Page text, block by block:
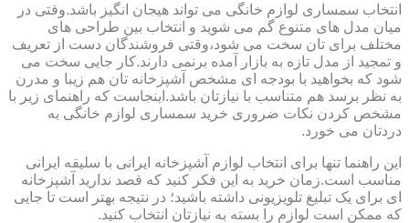
انتخاب سمساری لوازم خانگی می تواند هیجان انگیز باشد.وقتی در
میان مدل های متنوع گم می شوید و انتخاب بین طراحی های
مختلف برای تان سخت می شود،وقتی فروشندگان دست از تعریف
و تمجید از مدل تازه به بازار آمده برنمی دارند.کار جایی سخت می
شود که بخواهید با بودجه ای مشخص آشپزخانه تان هم زیبا و مدرن
به نظر برسد هم متناسب با نیازتان باشد.اینجاست که راهنمای زیر با
مشخص کردن نکات ضروری خرید سمساری لوازم خانگی به
دردتان می خورد.
این راهنما تنها برای انتخاب لوازم آشپزخانه ایرانی با سلیقه ایرانی
مناسب است.زمان خرید به این فکر کنید که قصد ندارید آشپزخانه
ای برای یک تبلیغ تلویزیونی داشته باشید؛ در نتیجه بهتر است تا جایی
که ممکن است لوازم را بسته به نیازتان انتخاب کنید.